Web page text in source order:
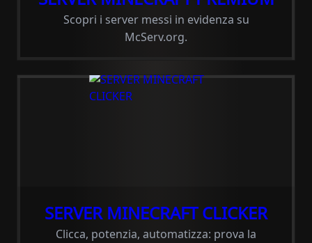
Scopri i server messi in evidenza su
McServ.org.
SERVER MINECRAFT CLICKER
Clicca, potenzia, automatizza: prova la